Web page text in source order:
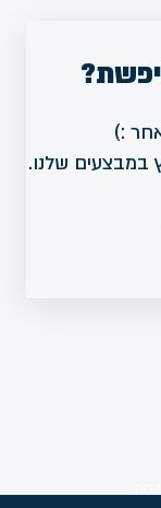
:)
במבצעים שלנו.